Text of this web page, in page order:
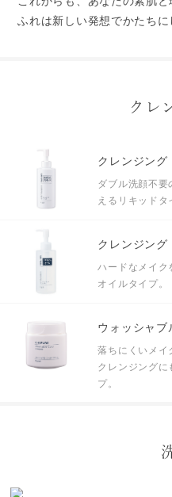
ふれは新しい発想でかたちに
クレ
クレンジング
ダブル洗顔不要
えるリキッドタ
クレンジング
ハードなメイク
オイルタイプ。
ウォッシャブ
落ちにくいメイ
クレンジングに
プ。